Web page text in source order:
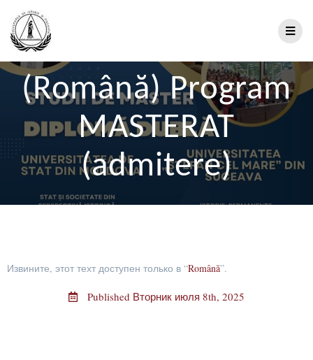
(Română) Program
MASTERAT
(admitere)
Извините, этот техт доступен только в “Română”.
Published Вторник июля 8th, 2025